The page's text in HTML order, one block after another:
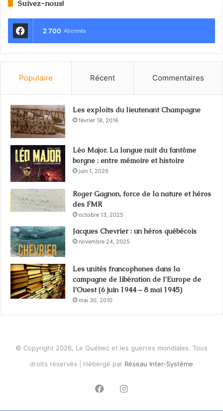
Suivez-nous!
2 700 Abonnés
Populaire Récent Commentaires
Les exploits du lieutenant Champagne
février 18, 2016
Léo Major. La longue nuit du fantôme
borgne : entre mémoire et histoire
juin 1, 2026
Roger Gagnon, force de la nature et héros
des FMR
octobre 13, 2025
Jacques Chevrier : un héros québécois
novembre 24, 2025
Les unités francophones dans la
campagne de libération de l’Europe de
l’Ouest (6 juin 1944 – 8 mai 1945)
mai 30, 2010
© Copyright 2026, Le Québec et les guerres mondiales. Tous
droits réservés | Hébergé par Réseau Inter-Système
FacebookInstagram